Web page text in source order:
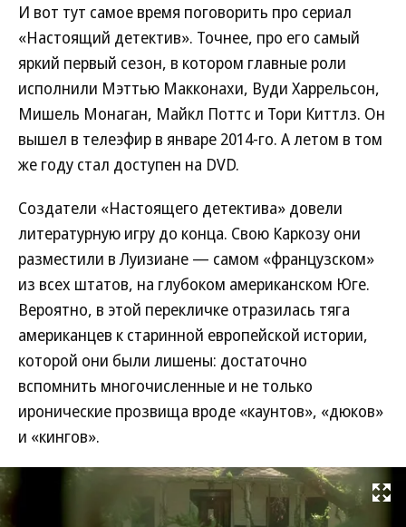
И вот тут самое время поговорить про сериал
«Настоящий детектив». Точнее, про его самый
яркий первый сезон, в котором главные роли
исполнили Мэттью Макконахи, Вуди Харрельсон,
Мишель Монаган, Майкл Поттс и Тори Киттлз. Он
вышел в телеэфир в январе 2014-го. А летом в том
же году стал доступен на DVD.
Создатели «Настоящего детектива» довели
литературную игру до конца. Свою Каркозу они
разместили в Луизиане — самом «французском»
из всех штатов, на глубоком американском Юге.
Вероятно, в этой перекличке отразилась тяга
американцев к старинной европейской истории,
которой они были лишены: достаточно
вспомнить многочисленные и не только
иронические прозвища вроде «каунтов», «дюков»
и «кингов».
Развернуть